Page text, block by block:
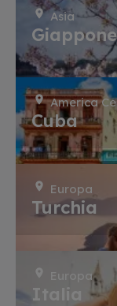
Asia
Giappone
America
Cuba
Europa
Turchia
Europa
Italia